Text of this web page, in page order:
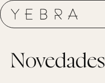
Novedades